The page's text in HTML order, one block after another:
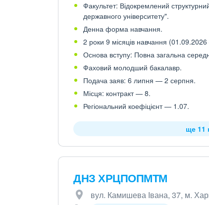
Факультет: Відокремлений
державного університету".
Денна форма навчання.
2 роки 9 місяців навчання
Основа вступу: Повна загальна
Фаховий молодший бакалавр.
Подача заяв: 6 липня — 2 серпня.
Місця: контракт — 8.
Регіональний коефіцієнт — 1.07.
ще 11
ДНЗ ХРЦПОПМТМ
вул. Камишева Івана, 37, м.